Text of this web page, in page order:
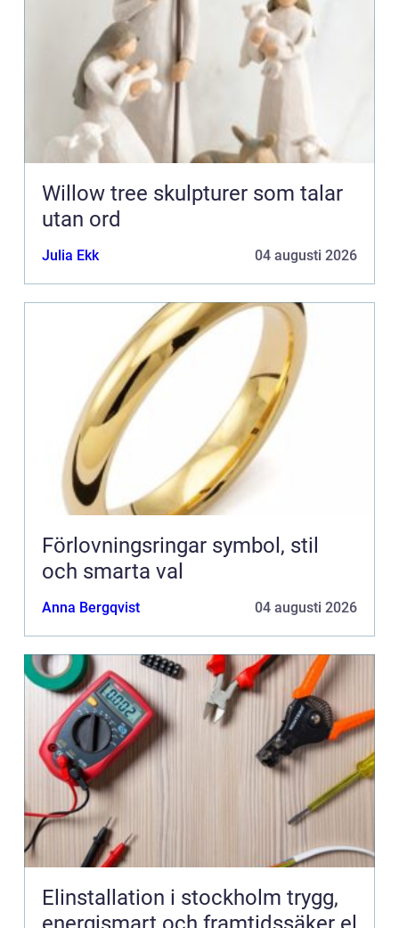
Willow tree skulpturer som talar
utan ord
Julia Ekk 04 augusti 2026
Förlovningsringar symbol, stil
och smarta val
Anna Bergqvist 04 augusti 2026
Elinstallation i stockholm trygg,